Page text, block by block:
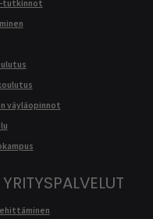
tutkinnot
väyläopinnot